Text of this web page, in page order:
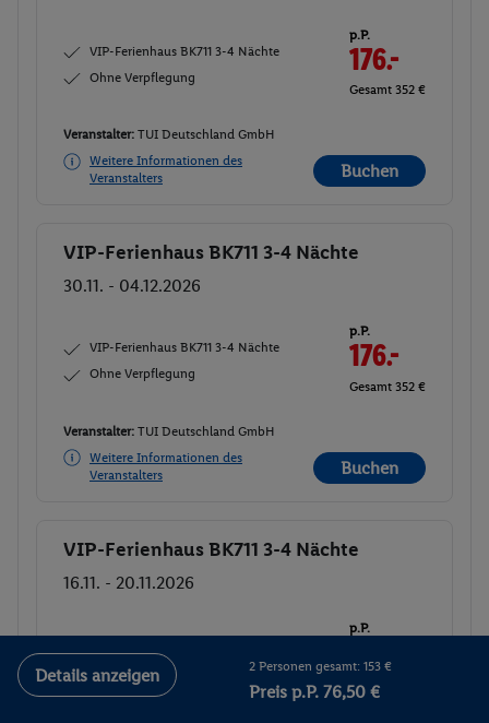
VIP-Ferienhaus BK711 3-4 Nächte
Ohne Verpflegung
p.P.
176.-
Gesamt 352 €
Veranstalter: TUI Deutschland GmbH
Weitere Informationen des
Veranstalters
Buchen
Buchen
VIP-Ferienhaus BK711 3-4 Nächte
30.11. - 04.12.2026
VIP-Ferienhaus BK711 3-4 Nächte
Ohne Verpflegung
p.P.
176.-
Gesamt 352 €
Veranstalter: TUI Deutschland GmbH
Weitere Informationen des
Veranstalters
Buchen
Buchen
VIP-Ferienhaus BK711 3-4 Nächte
16.11. - 20.11.2026
Ohne Verpflegung
p.P.
Gesamt 353 €
Details anzeigen 2 Personen gesamt: 153 €
Preis p.P. 76,50 €